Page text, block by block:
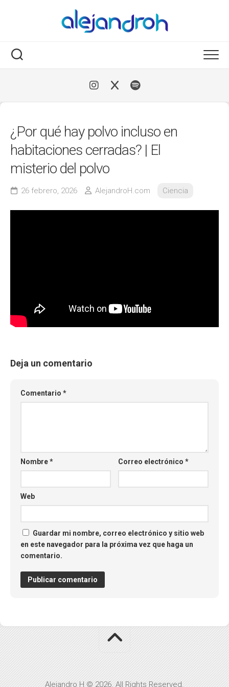
¿Por qué hay polvo incluso en
habitaciones cerradas? | El
misterio del polvo
26 febrero, 2026 AlejandroH.com Ciencia
Deja un comentario
Comentario *
Nombre* Correo electrónico*
Web
Guardar mi nombre, correo electrónico y sitio web
en este navegador para la próxima vez que haga un
comentario.
Alejandro H © 2026. All Rights Reserved.